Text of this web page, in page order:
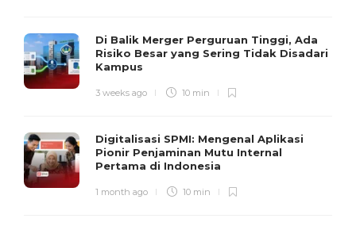
Di Balik Merger Perguruan Tinggi, Ada
Risiko Besar yang Sering Tidak Disadari
Kampus
3 weeks ago 10 min
Digitalisasi SPMI: Mengenal Aplikasi
Pionir Penjaminan Mutu Internal
Pertama di Indonesia
1 month ago 10 min